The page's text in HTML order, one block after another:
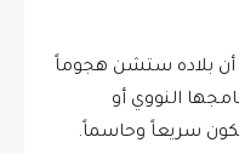
أن بلاده ستشن هجوماً
النووي أو
سريعاً وحاسماً.